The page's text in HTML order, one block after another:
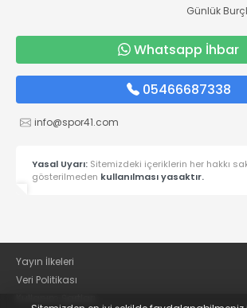
Günlük
Whatsapp İhbar
05466687338
info@spor41.com
Yasal Uyarı: Sitemizdeki içeriklerin her hakkı
gösterilmeden kullanılması yasaktır.
Yayın İlkeleri
Veri Politikası